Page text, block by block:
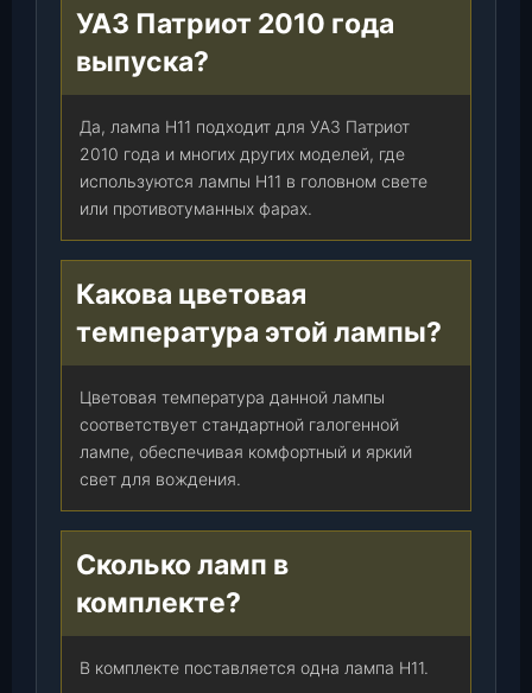
УАЗ Патриот 2010 года
выпуска?
Да, лампа H11 подходит для УАЗ Патриот
2010 года и многих других моделей, где
используются лампы H11 в головном свете
или противотуманных фарах.
Какова цветовая
температура этой лампы?
Цветовая температура данной лампы
соответствует стандартной галогенной
лампе, обеспечивая комфортный и яркий
свет для вождения.
Сколько ламп в
комплекте?
В комплекте поставляется одна лампа H11.